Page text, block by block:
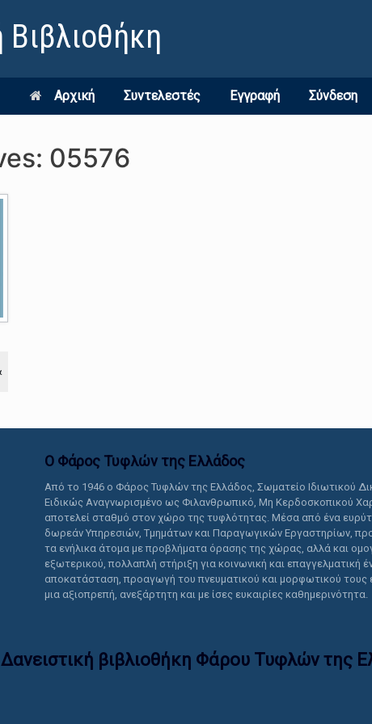
Βιβλιοθήκη
Αρχική Συντελεστές Εγγραφή Σύνδεση
05576
δείτε αυτό το περιεχόμενο.
Ο Φάρος Τυφλών της Ελλάδoς
Από το 1946 ο Φάρος Τυφλών της Ελλάδος, Σωματείο Ιδιωτικού
Ειδικώς Αναγνωρισμένο ως Φιλανθρωπικό, Μη Κερδοσκοπικού
αποτελεί σταθμό στον χώρο της τυφλότητας. Μέσα από ένα
δωρεάν Υπηρεσιών, Τμημάτων και Παραγωγικών Εργαστηρίων,
τα ενήλικα άτομα με προβλήματα όρασης της χώρας, αλλά και
εξωτερικού, πολλαπλή στήριξη για κοινωνική και επαγγελματική
αποκατάσταση, προαγωγή του πνευματικού και μορφωτικού τους
μια αξιοπρεπή, ανεξάρτητη και με ίσες ευκαιρίες καθημερινότητα.
Δανειστική βιβλιοθήκη Φάρου Τυφλών της